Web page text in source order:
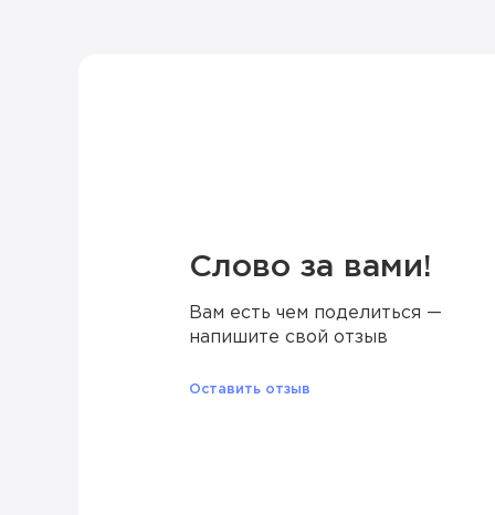
Слово за вами!
Вам есть чем поделиться —
напишите свой отзыв
Оставить отзыв